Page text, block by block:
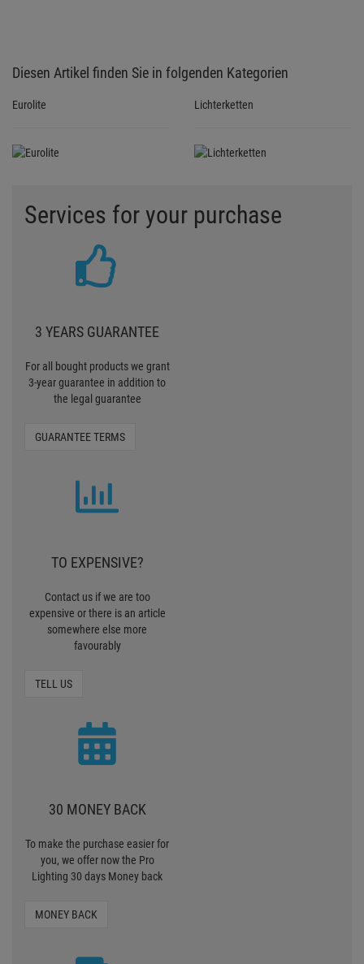
Diesen Artikel finden Sie in folgenden Kategorien
Eurolite Lichterketten
Services for your purchase
3 YEARS GUARANTEE
For all bought products we grant
3-year guarantee in addition to
the legal guarantee
GUARANTEE TERMS
TO EXPENSIVE?
Contact us if we are too
expensive or there is an article
somewhere else more
favourably
TELL US
30 MONEY BACK
To make the purchase easier for
you, we offer now the Pro
Lighting 30 days Money back
MONEY BACK